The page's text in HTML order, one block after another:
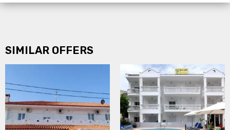
SIMILAR OFFERS